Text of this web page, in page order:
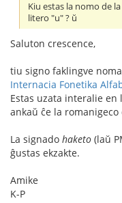
Kiu estas la nomo de
litero "u" ? ŭ
Saluton crescence,
tiu signo faklingve
Internacia Fonetika
Estas uzata interalie
ankaŭ ĉe la
La signado haketo (laŭ
ĝustas ekzakte.
Amike
K-P